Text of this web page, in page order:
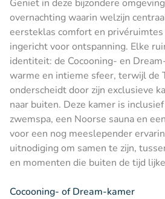
Geniet in deze bijzondere
overnachting waarin welzijn
eersteklas comfort en
ingericht voor ontspanning. Elke
identiteit: de Cocooning- en
warme en intieme sfeer, terwijl de
onderscheidt door zijn exclusieve
naar buiten. Deze kamer is
zwemspa, een Noorse sauna en
voor een nog meeslepender
uitnodiging om samen te zijn,
en momenten die buiten de tijd
Cocooning- of Dream-kamer